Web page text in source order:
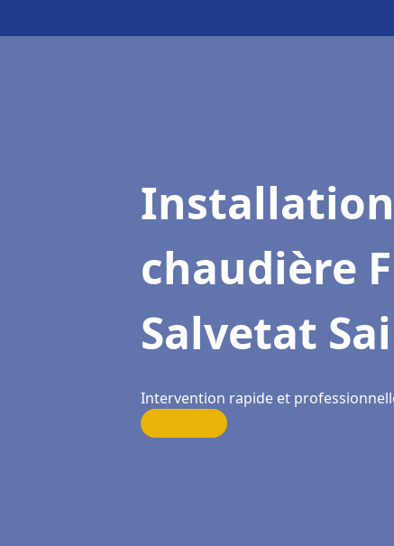
chaudière
Salvetat
Intervention rapide et